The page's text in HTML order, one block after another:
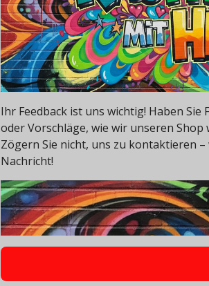
Ihr Feedback ist uns wichtig! Haben
oder Vorschläge, wie wir unseren
Zögern Sie nicht, uns zu kontaktieren
Nachricht!